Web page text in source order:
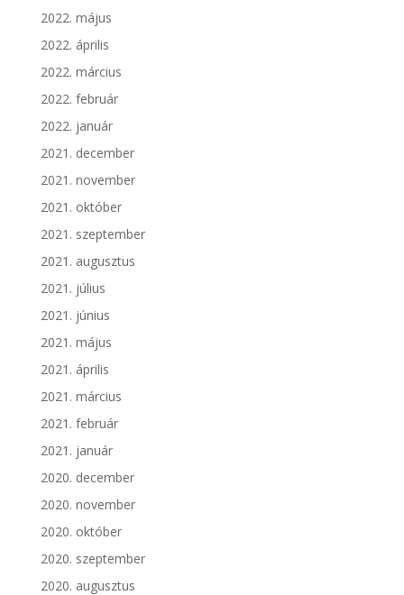
2022. május
2022. április
2022. március
2022. február
2022. január
2021. december
2021. november
2021. október
2021. szeptember
2021. augusztus
2021. július
2021. június
2021. május
2021. április
2021. március
2021. február
2021. január
2020. december
2020. november
2020. október
2020. szeptember
2020. augusztus